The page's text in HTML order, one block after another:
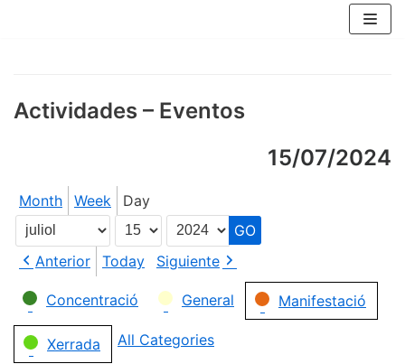
Actividades – Eventos
15/07/2024
Month Week Day
Month
Day
Year
Anterior
Today
Siguiente
Categories
Concentració General Manifestació
Xerrada All Categories